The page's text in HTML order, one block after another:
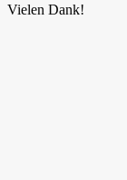
Vielen Dank!